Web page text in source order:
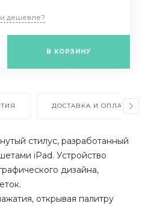
дешевле?
В КОРЗИНУ
ДОСТАВКА И ОПЛАТА
стилус, разработанный
iPad. Устройство
дизайна,
открывая палитру